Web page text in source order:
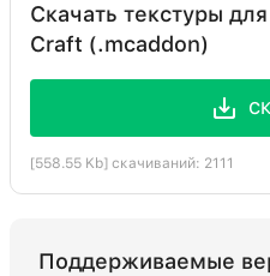
Скачать текстуры
Craft (.mcaddon)
[558.55 Kb] скачиваний: 2111
Поддерживаемые